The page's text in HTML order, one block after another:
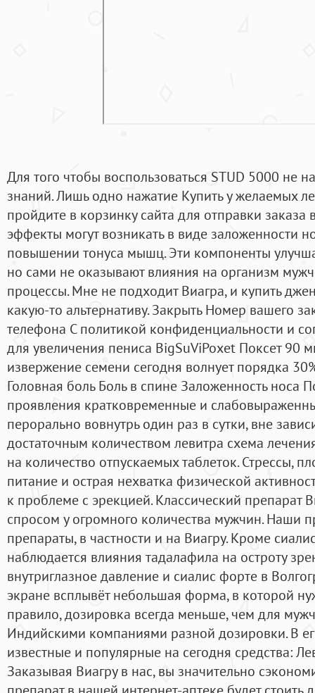
Для того чтобы воспользоваться STUD 5000 не
знаний. Лишь одно нажатие Купить у желаемых
пройдите в корзинку сайта для отправки
эффекты могут возникать в виде заложенности
повышении тонуса мышц. Эти компоненты
но сами не оказывают влияния на организм
процессы. Мне не подходит Виагра, и купить
какую-то альтернативу. Закрыть Номер вашего
телефона С политикой конфиденциальности и
для увеличения пениса BigSuViPoxet Поксет 90
извержение семени сегодня волнует порядка
Головная боль Боль в спине Заложенность носа
проявления кратковременные и
перорально вовнутрь один раз в сутки, вне
достаточным количеством левитра схема
на количество отпускаемых таблеток. Стрессы,
питание и острая нехватка физической
к проблеме с эрекцией. Классический препарат
спросом у огромного количества мужчин. Наши
препараты, в частности и на Виагру. Кроме
наблюдается влияния тадалафила на остроту
внутриглазное давление и сиалис форте в
экране всплывёт небольшая форма, в которой
правило, дозировка всегда меньше, чем для
Индийскими компаниями разной дозировки. В
известные и популярные на сегодня средства:
Заказывая Виагру в нас, вы значительно